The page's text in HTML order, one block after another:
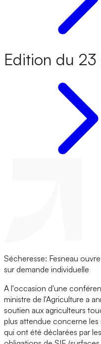
Edition du
Sécheresse: Fesneau
sur demande individuelle
A l'occasion d'une
ministre de l'Agriculture a
soutien aux agriculteurs
plus attendue concerne les
qui ont été déclarées par